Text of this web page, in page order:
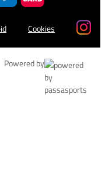
Cookies
Powered by